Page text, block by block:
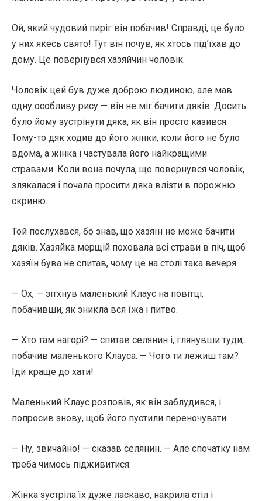
Ой, який чудовий пиріг він побачив! Справді, це було
у них якесь свято! Тут він почув, як хтось під’їхав до
дому. Це повернувся хазяйчин чоловік.
Чоловік цей був дуже доброю людиною, але мав
одну особливу рису — він не міг бачити дяків. Досить
було йому зустрінути дяка, як він просто казився.
Тому-то дяк ходив до його жінки, коли його не було
вдома, а жінка і частувала його найкращими
стравами. Коли вона почула, що повернувся чоловік,
злякалася і почала просити дяка влізти в порожню
скриню.
Той послухався, бо знав, що хазяїн не може бачити
дяків. Хазяйка мерщій поховала всі страви в піч, щоб
хазяїн бува не спитав, чому це на столі така вечеря.
— Ох, — зітхнув маленький Клаус на повітці,
побачивши, як зникла вся їжа і питво.
— Хто там нагорі? — спитав селянин і, глянувши туди,
побачив маленького Клауса. — Чого ти лежиш там?
Іди краще до хати!
Маленький Клаус розповів, як він заблудився, і
попросив знову, щоб його пустили переночувати.
— Ну, звичайно! — сказав селянин. — Але спочатку нам
треба чимось підживитися.
Жінка зустріла їх дуже ласкаво, накрила стіл і